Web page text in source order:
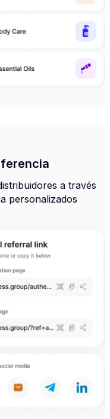
a través
personalizados